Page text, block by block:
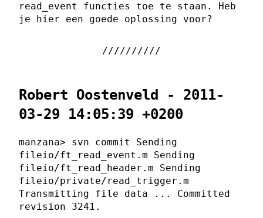
read_event functies toe te staan. Heb
je hier een goede oplossing voor?
Robert Oostenveld - 2011-
03-29 14:05:39 +0200
manzana> svn commit Sending
fileio/ft_read_event.m Sending
fileio/ft_read_header.m Sending
fileio/private/read_trigger.m
Transmitting file data ... Committed
revision 3241.